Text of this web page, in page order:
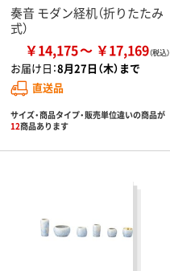
奏音 モダン経机（折りたたみ
式）
￥14,175 ￥17,169
お届け日：8月27日（木）まで
直送品
サイズ・商品タイプ・販売単位違いの商品が
12商品あります